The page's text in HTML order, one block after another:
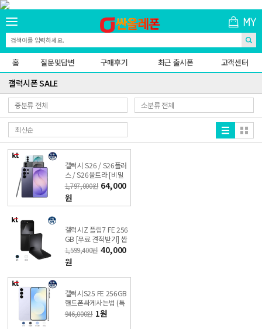
홈 질문및답변 구매후기 최근 출시폰 고객센터
갤럭시폰 SALE
갤럭시 S26 / S26플러
스 / S26울트라 [비밀
견적받기] 싼올레폰
1,797,000원 64,000
원
갤럭시Z 플립7 FE 256
GB [무료 견적받기] 싼
올레폰
1,599,400원 40,000
원
갤럭시S25 FE 256GB
핸드폰싸게사는법 (특
가폰 신청) KT샵 직영
946,000원 1원